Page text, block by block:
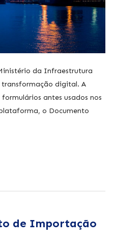
da Infraestrutura
transformação digital. A
antes usados nos
o Documento
de Importação